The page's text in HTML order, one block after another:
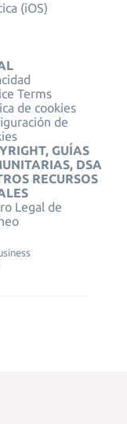
(iOS)
Terms
de cookies
de
GUÍAS
DSA
RECURSOS
Legal de